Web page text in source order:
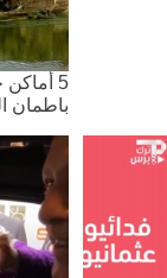
5
باطمان